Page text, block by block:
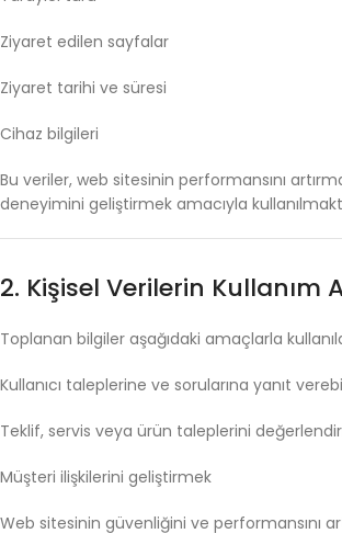
Ziyaret edilen sayfalar
Ziyaret tarihi ve süresi
Cihaz bilgileri
Bu veriler, web sitesinin performansını
deneyimini geliştirmek amacıyla
2. Kişisel Verilerin Kullanım
Toplanan bilgiler aşağıdaki amaçlarla
Kullanıcı taleplerine ve sorularına yanıt
Teklif, servis veya ürün taleplerini
Müşteri ilişkilerini geliştirmek
Web sitesinin güvenliğini ve performansını